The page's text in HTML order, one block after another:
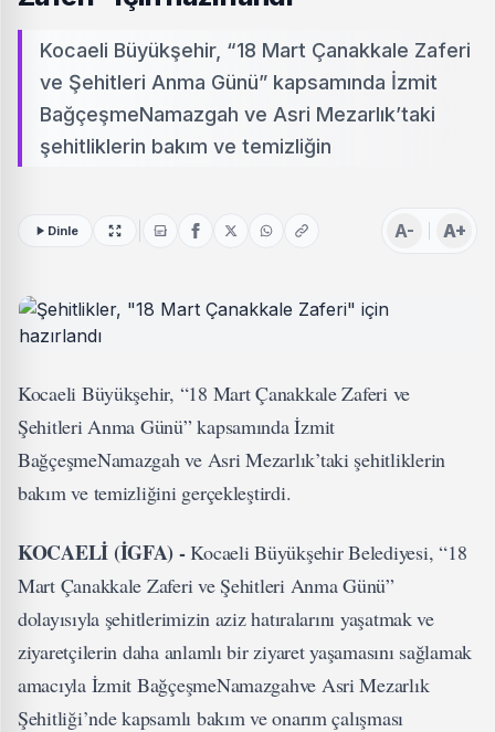
Kocaeli Büyükşehir, “18 Mart Çanakkale Zaferi
ve Şehitleri Anma Günü” kapsamında İzmit
BağçeşmeNamazgah ve Asri Mezarlık’taki
şehitliklerin bakım ve temizliğin
Dinle A- A+
Kocaeli Büyükşehir, “18 Mart Çanakkale Zaferi ve
Şehitleri Anma Günü” kapsamında İzmit
BağçeşmeNamazgah ve Asri Mezarlık’taki şehitliklerin
bakım ve temizliğini gerçekleştirdi.
KOCAELİ (İGFA) -Kocaeli Büyükşehir Belediyesi, “18
Mart Çanakkale Zaferi ve Şehitleri Anma Günü”
dolayısıyla şehitlerimizin aziz hatıralarını yaşatmak ve
ziyaretçilerin daha anlamlı bir ziyaret yaşamasını sağlamak
amacıyla İzmit BağçeşmeNamazgahve Asri Mezarlık
Şehitliği’nde kapsamlı bakım ve onarım çalışması